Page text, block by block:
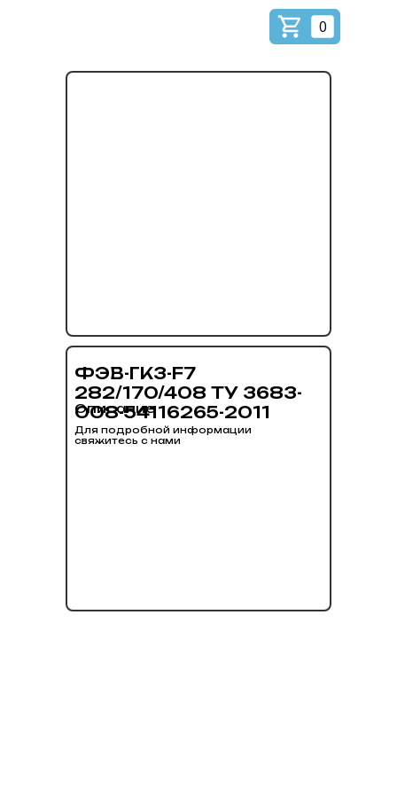
0
ФЭВ-ГК3-F7
282/170/408 ТУ 3683-
008-54116265-2011
Описание
Для подробной информации
свяжитесь с нами